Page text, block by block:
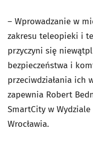
– Wprowadzanie w
zakresu teleopieki i
przyczyni się
bezpieczeństwa i
przeciwdziałania ich
zapewnia Robert
SmartCity w
Wrocławia.